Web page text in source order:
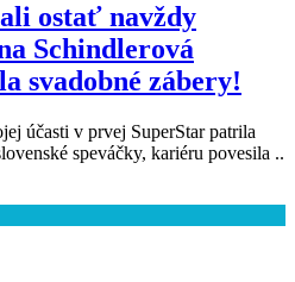
ostať navždy
Schindlerová
svadobné zábery!
účasti v prvej SuperStar patrila
speváčky, kariéru povesila ..